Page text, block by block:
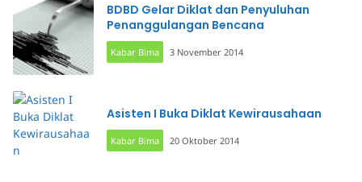
BDBD Gelar Diklat dan Penyuluhan
Penanggulangan Bencana
Kabar Bima 3 November 2014
Asisten I Buka Diklat Kewirausahaan
Kabar Bima 20 Oktober 2014